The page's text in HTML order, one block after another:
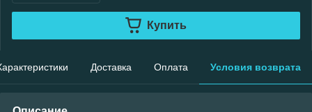
Купить
Доставка Оплата Условия возврата